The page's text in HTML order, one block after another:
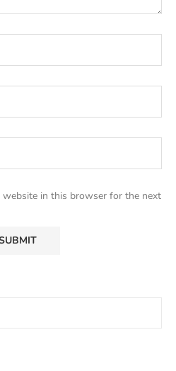
website in this browser for the next